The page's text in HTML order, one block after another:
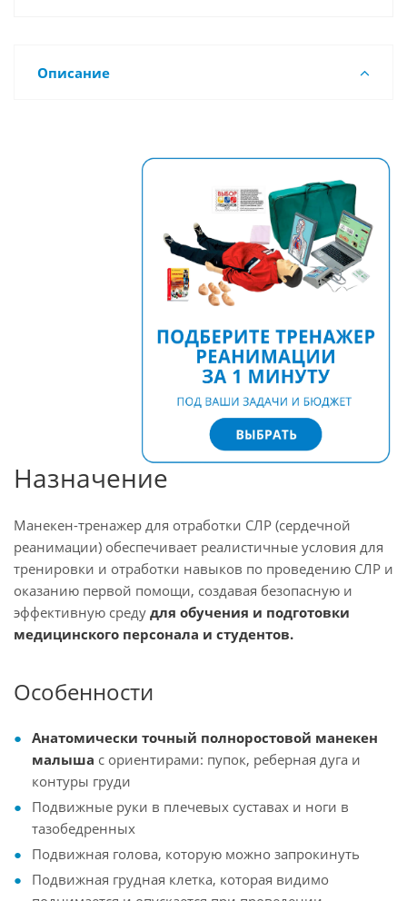
Описание
Назначение
Манекен-тренажер для отработки СЛР (сердечной
реанимации) обеспечивает реалистичные условия для
тренировки и отработки навыков по проведению СЛР и
оказанию первой помощи, создавая безопасную и
эффективную среду для обучения и подготовки
медицинского персонала и студентов.
Особенности
Анатомически точный полноростовой манекен
малыша с ориентирами: пупок, реберная дуга и
контуры груди
Подвижные руки в плечевых суставах и ноги в
тазобедренных
Подвижная голова, которую можно запрокинуть
Подвижная грудная клетка, которая видимо